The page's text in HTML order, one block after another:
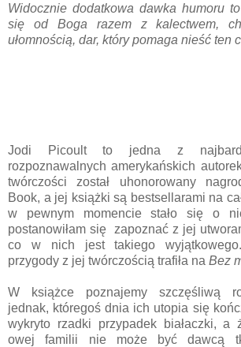
Widocznie dodatkowa dawka humoru
się od Boga razem z kalectwem,
ułomnością, dar, który pomaga nieść ten
Jodi Picoult to jedna z
rozpoznawalnych amerykańskich
twórczości został uhonorowany
Book, a jej książki są bestsellarami na
w pewnym momencie stało się o
postanowiłam się zapoznać z jej
co w nich jest takiego
przygody z jej twórczością trafiła na Bez
W książce poznajemy szczęśliwą
jednak, któregoś dnia ich utopia się
wykryto rzadki przypadek białaczki, a
owej familii nie może być dawcą